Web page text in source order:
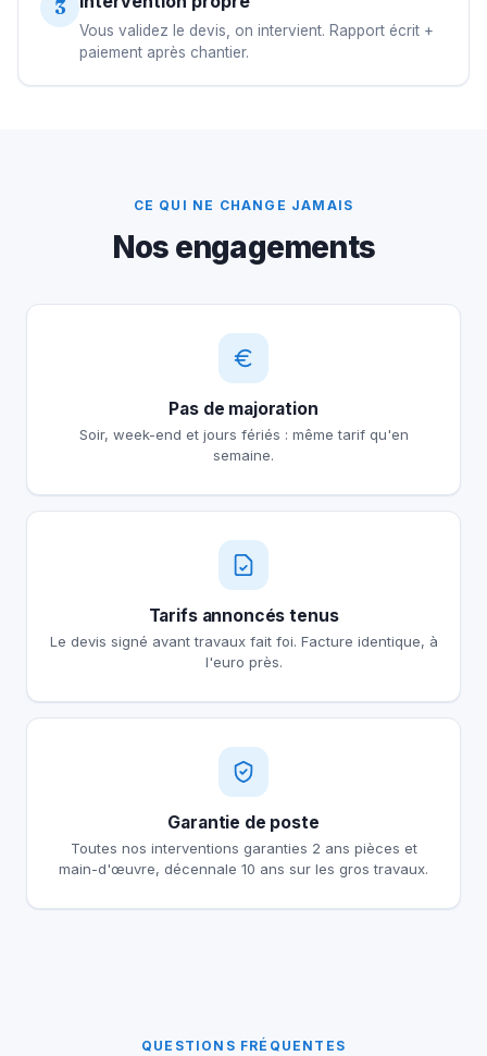
3
Vous validez le devis, on intervient. Rapport écrit +
paiement après chantier.
CE QUI NE CHANGE JAMAIS
Nos engagements
Pas de majoration
Soir, week-end et jours fériés : même tarif qu'en
semaine.
Tarifs annoncés tenus
Le devis signé avant travaux fait foi. Facture identique, à
l'euro près.
Garantie de poste
Toutes nos interventions garanties 2 ans pièces et
main-d'œuvre, décennale 10 ans sur les gros travaux.
QUESTIONS FRÉQUENTES